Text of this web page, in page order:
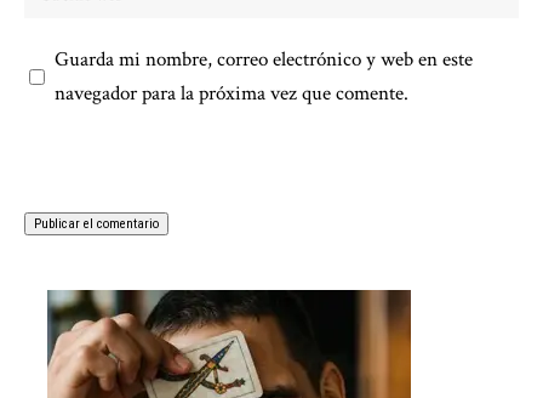
Guarda mi nombre, correo electrónico y web en este
navegador para la próxima vez que comente.